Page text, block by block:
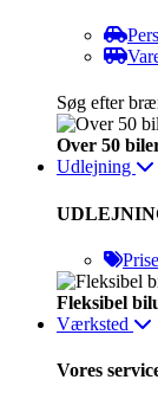
Søg efter
Over 50
Udlejning
Fleksibel
Værksted
Vores